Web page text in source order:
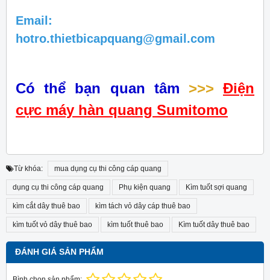
Email:
hotro.thietbicapquang@gmail.com
Có thể bạn quan tâm >>>Điện
cực máy hàn quang Sumitomo
Từ khóa: mua dụng cụ thi công cáp quang
dụng cụ thi công cáp quang Phụ kiện quang Kìm tuốt sợi quang
kìm cắt dây thuê bao kìm tách vỏ dây cáp thuê bao
kìm tuốt vỏ dây thuê bao kìm tuốt thuê bao Kìm tuốt dây thuê bao
ĐÁNH GIÁ SẢN PHẨM